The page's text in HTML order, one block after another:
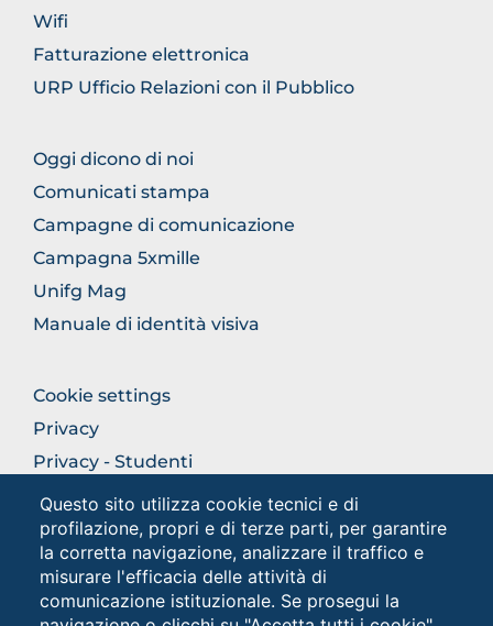
Questo sito utilizza cookie tecnici e di
profilazione, propri e di terze parti, per garantire
la corretta navigazione, analizzare il traffico e
misurare l'efficacia delle attività di
comunicazione istituzionale. Se prosegui la
Wifi
Fatturazione elettronica
URP Ufficio Relazioni con il Pubblico
FOOTER
COMUNICAZIONE
Oggi dicono di noi
Comunicati stampa
Campagne di comunicazione
Campagna 5xmille
Unifg Mag
Manuale di identità visiva
FOOTER
COLONNA
DESTRA
Cookie settings
Privacy
Privacy - Studenti
Social